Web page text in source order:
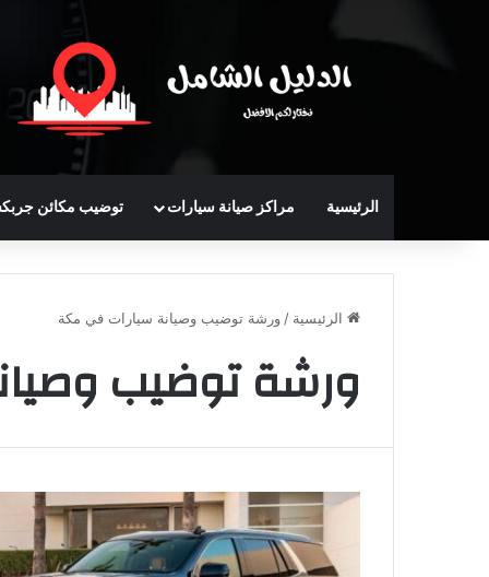
الرئيسية مراكز صيانة سيارات توضيب مكائن
الرئيسية /ورشة توضيب وصيانة سيارات في مكة
ورشة توضيب